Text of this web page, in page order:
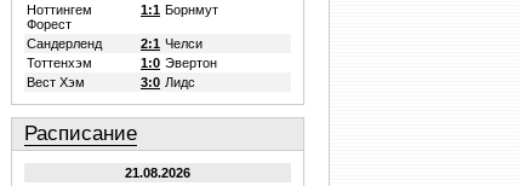
Ноттингем
Форест
1:1 Борнмут
Сандерленд 2:1 Челси
Тоттенхэм
1:0 Эвертон
Вест Хэм
3:0 Лидс
Расписание
21.08.2026